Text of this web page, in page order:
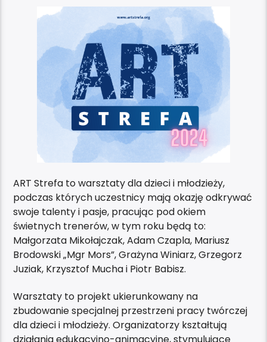
ART Strefa to warsztaty dla dzieci i młodzieży,
podczas których uczestnicy mają okazję odkrywać
swoje talenty i pasje, pracując pod okiem
świetnych trenerów, w tym roku będą to:
Małgorzata Mikołajczak, Adam Czapla, Mariusz
Brodowski „Mgr Mors”, Grażyna Winiarz, Grzegorz
Juziak, Krzysztof Mucha i Piotr Babisz.
Warsztaty to projekt ukierunkowany na
zbudowanie specjalnej przestrzeni pracy twórczej
dla dzieci i młodzieży. Organizatorzy kształtują